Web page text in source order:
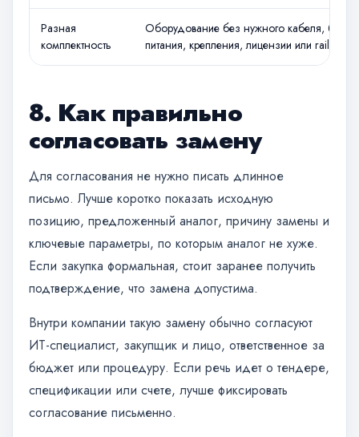
Разная
комплектность
Оборудование без нужного кабеля, блока
питания, крепления, лицензии или rail kit.
8. Как правильно
согласовать замену
Для согласования не нужно писать длинное
письмо. Лучше коротко показать исходную
позицию, предложенный аналог, причину замены и
ключевые параметры, по которым аналог не хуже.
Если закупка формальная, стоит заранее получить
подтверждение, что замена допустима.
Внутри компании такую замену обычно согласуют
ИТ-специалист, закупщик и лицо, ответственное за
бюджет или процедуру. Если речь идет о тендере,
спецификации или счете, лучше фиксировать
согласование письменно.